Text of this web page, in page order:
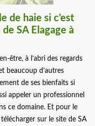
de haie si c’est
SA Elagage à
être, à l’abri des regards
beaucoup d’autres
de ses bienfaits si
appeler un professionnel
ce domaine. Et pour le
sur le site de SA